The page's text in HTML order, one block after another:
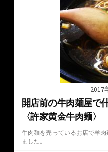
2017
開店前の牛肉麺屋で
〈許家黄金牛肉麺〉
牛肉麺を売っているお店で羊
ました。